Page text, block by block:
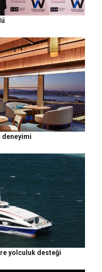
deneyimi
yolculuk desteği